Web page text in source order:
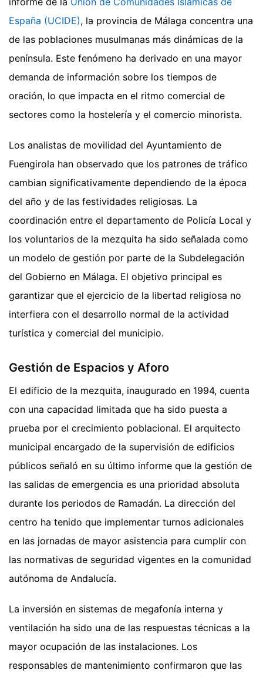
España (UCIDE), la provincia de Málaga concentra una
de las poblaciones musulmanas más dinámicas de la
península. Este fenómeno ha derivado en una mayor
demanda de información sobre los tiempos de
oración, lo que impacta en el ritmo comercial de
sectores como la hostelería y el comercio minorista.
Los analistas de movilidad del Ayuntamiento de
Fuengirola han observado que los patrones de tráfico
cambian significativamente dependiendo de la época
del año y de las festividades religiosas. La
coordinación entre el departamento de Policía Local y
los voluntarios de la mezquita ha sido señalada como
un modelo de gestión por parte de la Subdelegación
del Gobierno en Málaga. El objetivo principal es
garantizar que el ejercicio de la libertad religiosa no
interfiera con el desarrollo normal de la actividad
turística y comercial del municipio.
Gestión de Espacios y Aforo
El edificio de la mezquita, inaugurado en 1994, cuenta
con una capacidad limitada que ha sido puesta a
prueba por el crecimiento poblacional. El arquitecto
municipal encargado de la supervisión de edificios
públicos señaló en su último informe que la gestión de
las salidas de emergencia es una prioridad absoluta
durante los periodos de Ramadán. La dirección del
centro ha tenido que implementar turnos adicionales
en las jornadas de mayor asistencia para cumplir con
las normativas de seguridad vigentes en la comunidad
autónoma de Andalucía.
La inversión en sistemas de megafonía interna y
ventilación ha sido una de las respuestas técnicas a la
mayor ocupación de las instalaciones. Los
responsables de mantenimiento confirmaron que las